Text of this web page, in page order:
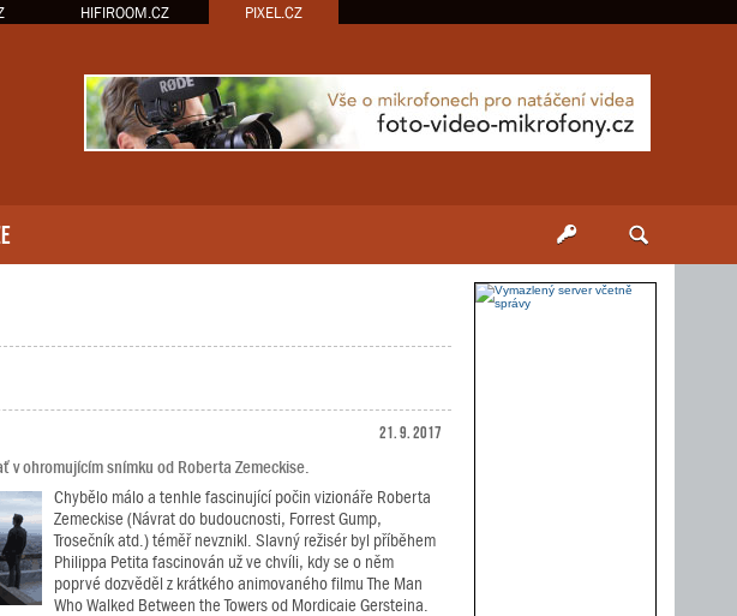
HIFIROOM.CZ PIXEL.CZ
21. 9. 2017
v ohromujícím snímku od Roberta Zemeckise.
Chybělo málo a tenhle fascinující počin vizionáře Roberta
Zemeckise (Návrat do budoucnosti, Forrest Gump,
Trosečník atd.) téměř nevznikl. Slavný režisér byl příběhem
Philippa Petita fascinován už ve chvíli, kdy se o něm
poprvé dozvěděl z krátkého animovaného filmu The Man
Who Walked Between the Towers od Mordicaie Gersteina.